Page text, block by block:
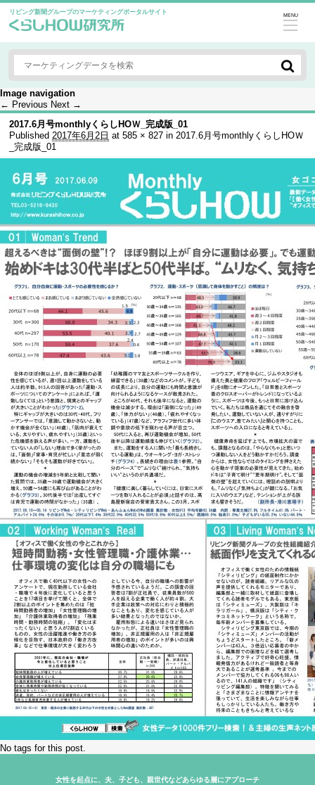
リビング新聞グループのマーケティングポータルサイト MENU
Image navigation
← Previous Next →
2017.6月号monthlyくらしHOＷ_完成版_01
Published2017年6月2日 at585 × 827 in2017.6月号monthlyくらしHOＷ
_完成版_01
No tags for this post.
女性を起点に、夫、子ども、親世代などあらゆる層にアプローチ